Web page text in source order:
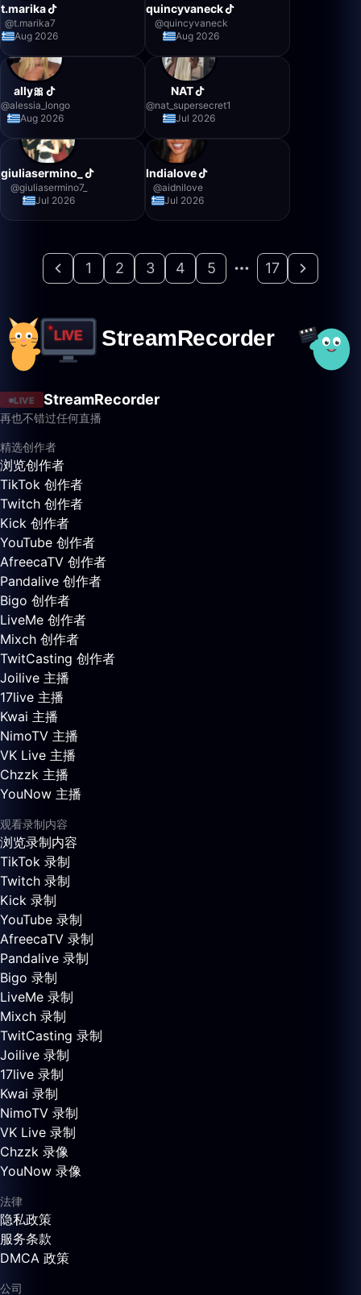
t.marika
@t.marika7
Aug 2026
quincyvaneck
@quincyvaneck
Aug 2026
ally🎀
@alessia_longo
Aug 2026
NAT
@nat_supersecret1
Jul 2026
giuliasermino_
@giuliasermino7_
Jul 2026
Indialove
@aidnilove
Jul 2026
1 2 3 4 5 17
LIVE StreamRecorder
再也不错过任何直播
精选创作者
浏览创作者
TikTok 创作者
Twitch 创作者
Kick 创作者
YouTube 创作者
AfreecaTV 创作者
Pandalive 创作者
Bigo 创作者
LiveMe 创作者
Mixch 创作者
TwitCasting 创作者
Joilive 主播
17live 主播
Kwai 主播
NimoTV 主播
VK Live 主播
Chzzk 主播
YouNow 主播
观看录制内容
浏览录制内容
TikTok 录制
Twitch 录制
Kick 录制
YouTube 录制
AfreecaTV 录制
Pandalive 录制
Bigo 录制
LiveMe 录制
Mixch 录制
TwitCasting 录制
Joilive 录制
17live 录制
Kwai 录制
NimoTV 录制
VK Live 录制
Chzzk 录像
YouNow 录像
法律
隐私政策
服务条款
DMCA 政策
公司